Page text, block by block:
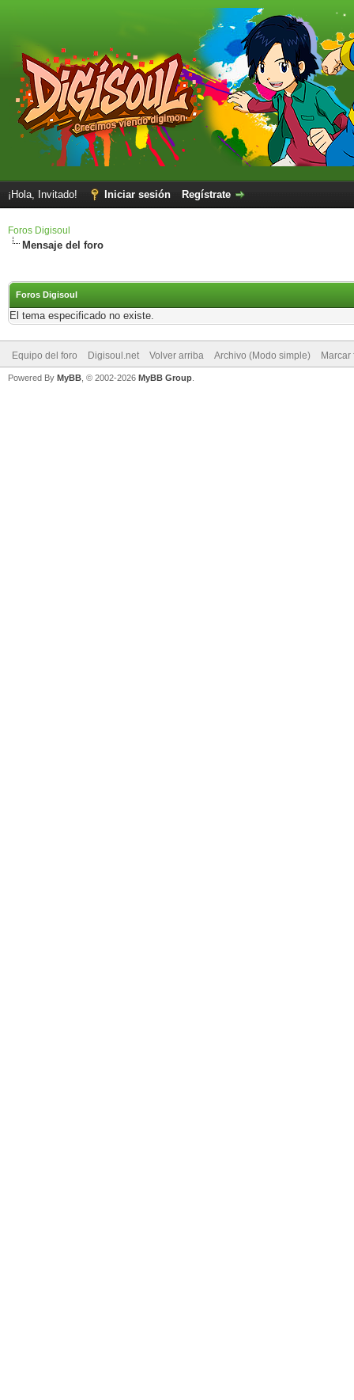
¡Hola, Invitado! Iniciar sesión Regístrate
Foros Digisoul
Mensaje del foro
Foros Digisoul
El tema especificado no existe.
Equipo del foro Digisoul.net Volver arriba Archivo (Modo simple)
Powered By MyBB , © 2002-2026 MyBB Group